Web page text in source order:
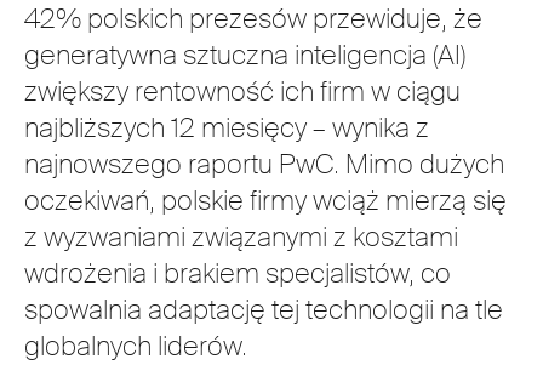
42% polskich prezesów przewiduje, że
generatywna sztuczna inteligencja (AI)
zwiększy rentowność ich firm w ciągu
najbliższych 12 miesięcy – wynika z
najnowszego raportu PwC. Mimo dużych
oczekiwań, polskie firmy wciąż mierzą się
z wyzwaniami związanymi z kosztami
wdrożenia i brakiem specjalistów, co
spowalnia adaptację tej technologii na tle
globalnych liderów.